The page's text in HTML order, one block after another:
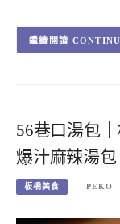
56巷口湯包
爆汁麻辣湯包
板橋美食 PEKO